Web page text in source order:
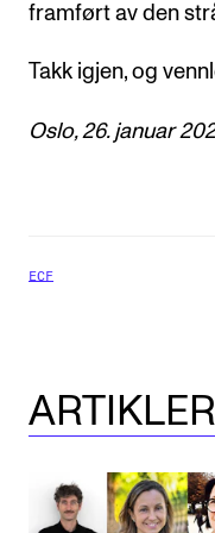
framført av den
Takk igjen, og
Oslo, 26. januar
ECF
ARTIKLER